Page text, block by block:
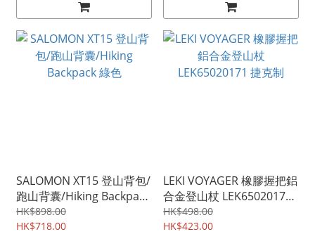
SALOMON XT15 登山背包/
跑山背囊/Hiking Backpack
綠色
HK$898.00
HK$718.00
LEKI VOYAGER 橡膠握把鋁
合金登山杖 LEK65020171
捷克制
HK$498.00
HK$423.00